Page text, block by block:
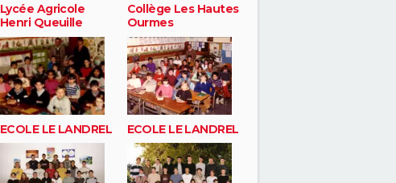
Lycée Agricole
Henri Queuille
Collège Les Hautes
Ourmes
ECOLE LE LANDREL ECOLE LE LANDREL